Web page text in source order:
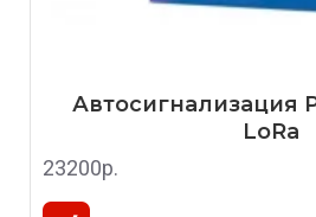
Автосигнализация
LoRa
23200р.